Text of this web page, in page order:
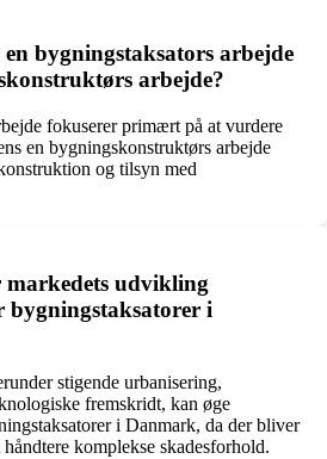
bygningstaksators arbejde
arbejde?
fokuserer primært på at vurdere
en bygningskonstruktørs arbejde
og tilsyn med
udvikling
bygningstaksatorer i
stigende urbanisering,
fremskridt, kan øge
i Danmark, da der bliver
komplekse skadesforhold.